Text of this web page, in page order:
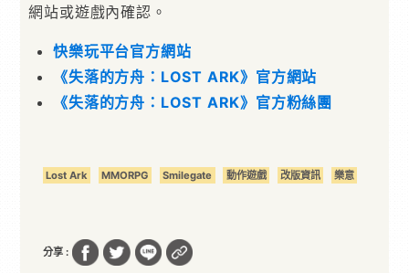
網站或遊戲內確認。
快樂玩平台官方網站
《失落的方舟：LOST ARK》官方網站
《失落的方舟：LOST ARK》官方粉絲團
Lost Ark MMORPG Smilegate 動作遊戲 改版資訊 樂意
分享 :